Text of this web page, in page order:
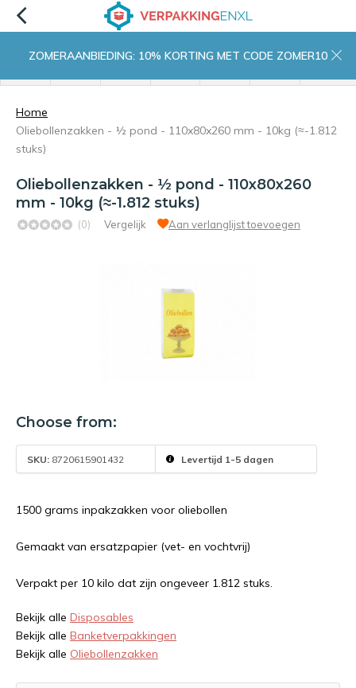
ZOMERAANBIEDING: 10% KORTING MET CODE ZOMER10
Home
Oliebollenzakken - ½ pond - 110x80x260 mm - 10kg (≈-1.812
stuks)
Oliebollenzakken - ½ pond - 110x80x260
mm - 10kg (≈-1.812 stuks)
(0) Vergelijk Aan verlanglijst toevoegen
Choose from:
SKU: 8720615901432 Levertijd 1-5 dagen
1500 grams inpakzakken voor oliebollen
Gemaakt van ersatzpapier (vet- en vochtvrij)
Verpakt per 10 kilo dat zijn ongeveer 1.812 stuks.
Bekijk alle Disposables
Bekijk alle Banketverpakkingen
Bekijk alle Oliebollenzakken